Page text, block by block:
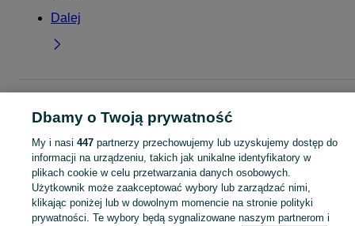
Dalej
Łódzkie
Kasety audio - Łowicz
KATEGORIA
Zobacz
Dbamy o Twoją prywatność
My i nasi 447partnerzy przechowujemy lub uzyskujemy dostęp do
informacji na urządzeniu, takich jak unikalne identyfikatory w
plikach cookie w celu przetwarzania danych osobowych.
Użytkownik może zaakceptować wybory lub zarządzać nimi,
klikając poniżej lub w dowolnym momencie na stronie polityki
prywatności. Te wybory będą sygnalizowane naszym partnerom i